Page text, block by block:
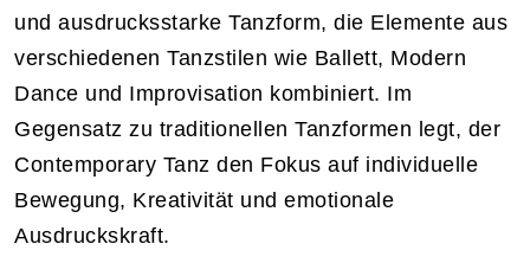
und ausdrucksstarke Tanzform, die Elemente aus
verschiedenen Tanzstilen wie Ballett, Modern
Dance und Improvisation kombiniert. Im
Gegensatz zu traditionellen Tanzformen legt, der
Contemporary Tanz den Fokus auf individuelle
Bewegung, Kreativität und emotionale
Ausdruckskraft.